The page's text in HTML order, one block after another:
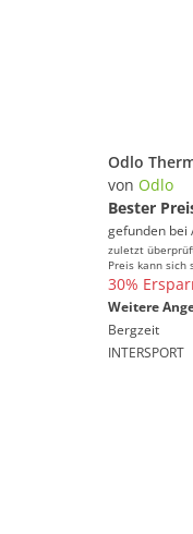
von Odlo
Bester
gefunden bei
zuletzt
Preis kann sich
30%
Weitere
Bergzeit
INTERSPORT